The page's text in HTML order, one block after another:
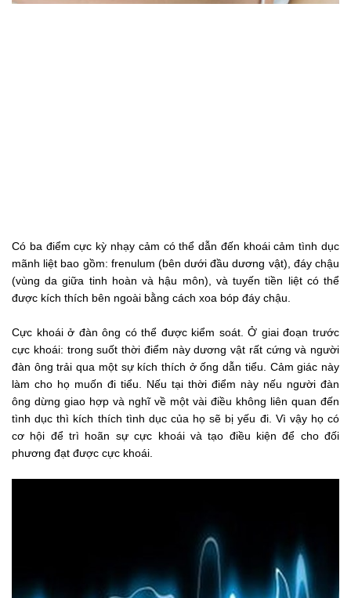
Có ba điểm cực kỳ nhạy cảm có thể dẫn đến khoái cảm tình dục
mãnh liệt bao gồm: frenulum (bên dưới đầu dương vật), đáy chậu
(vùng da giữa tinh hoàn và hậu môn), và tuyến tiền liệt có thể
được kích thích bên ngoài bằng cách xoa bóp đáy chậu.
Cực khoái ở đàn ông có thể được kiểm soát. Ở giai đoạn trước
cực khoái: trong suốt thời điểm này dương vật rất cứng và người
đàn ông trải qua một sự kích thích ở ống dẫn tiểu. Cảm giác này
làm cho họ muốn đi tiểu. Nếu tại thời điểm này nếu người đàn
ông dừng giao hợp và nghĩ về một vài điều không liên quan đến
tình dục thì kích thích tình dục của họ sẽ bị yếu đi. Vì vậy họ có
cơ hội để trì hoãn sự cực khoái và tạo điều kiện để cho đối
phương đạt được cực khoái.